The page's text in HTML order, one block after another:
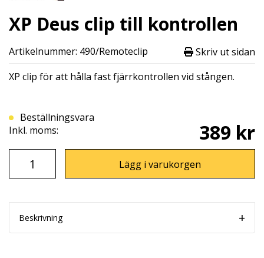
XP Deus clip till kontrollen
Artikelnummer: 490/Remoteclip
Skriv ut sidan
XP clip för att hålla fast fjärrkontrollen vid stången.
Beställningsvara
Inkl. moms:
389 kr
Lägg i varukorgen
Beskrivning